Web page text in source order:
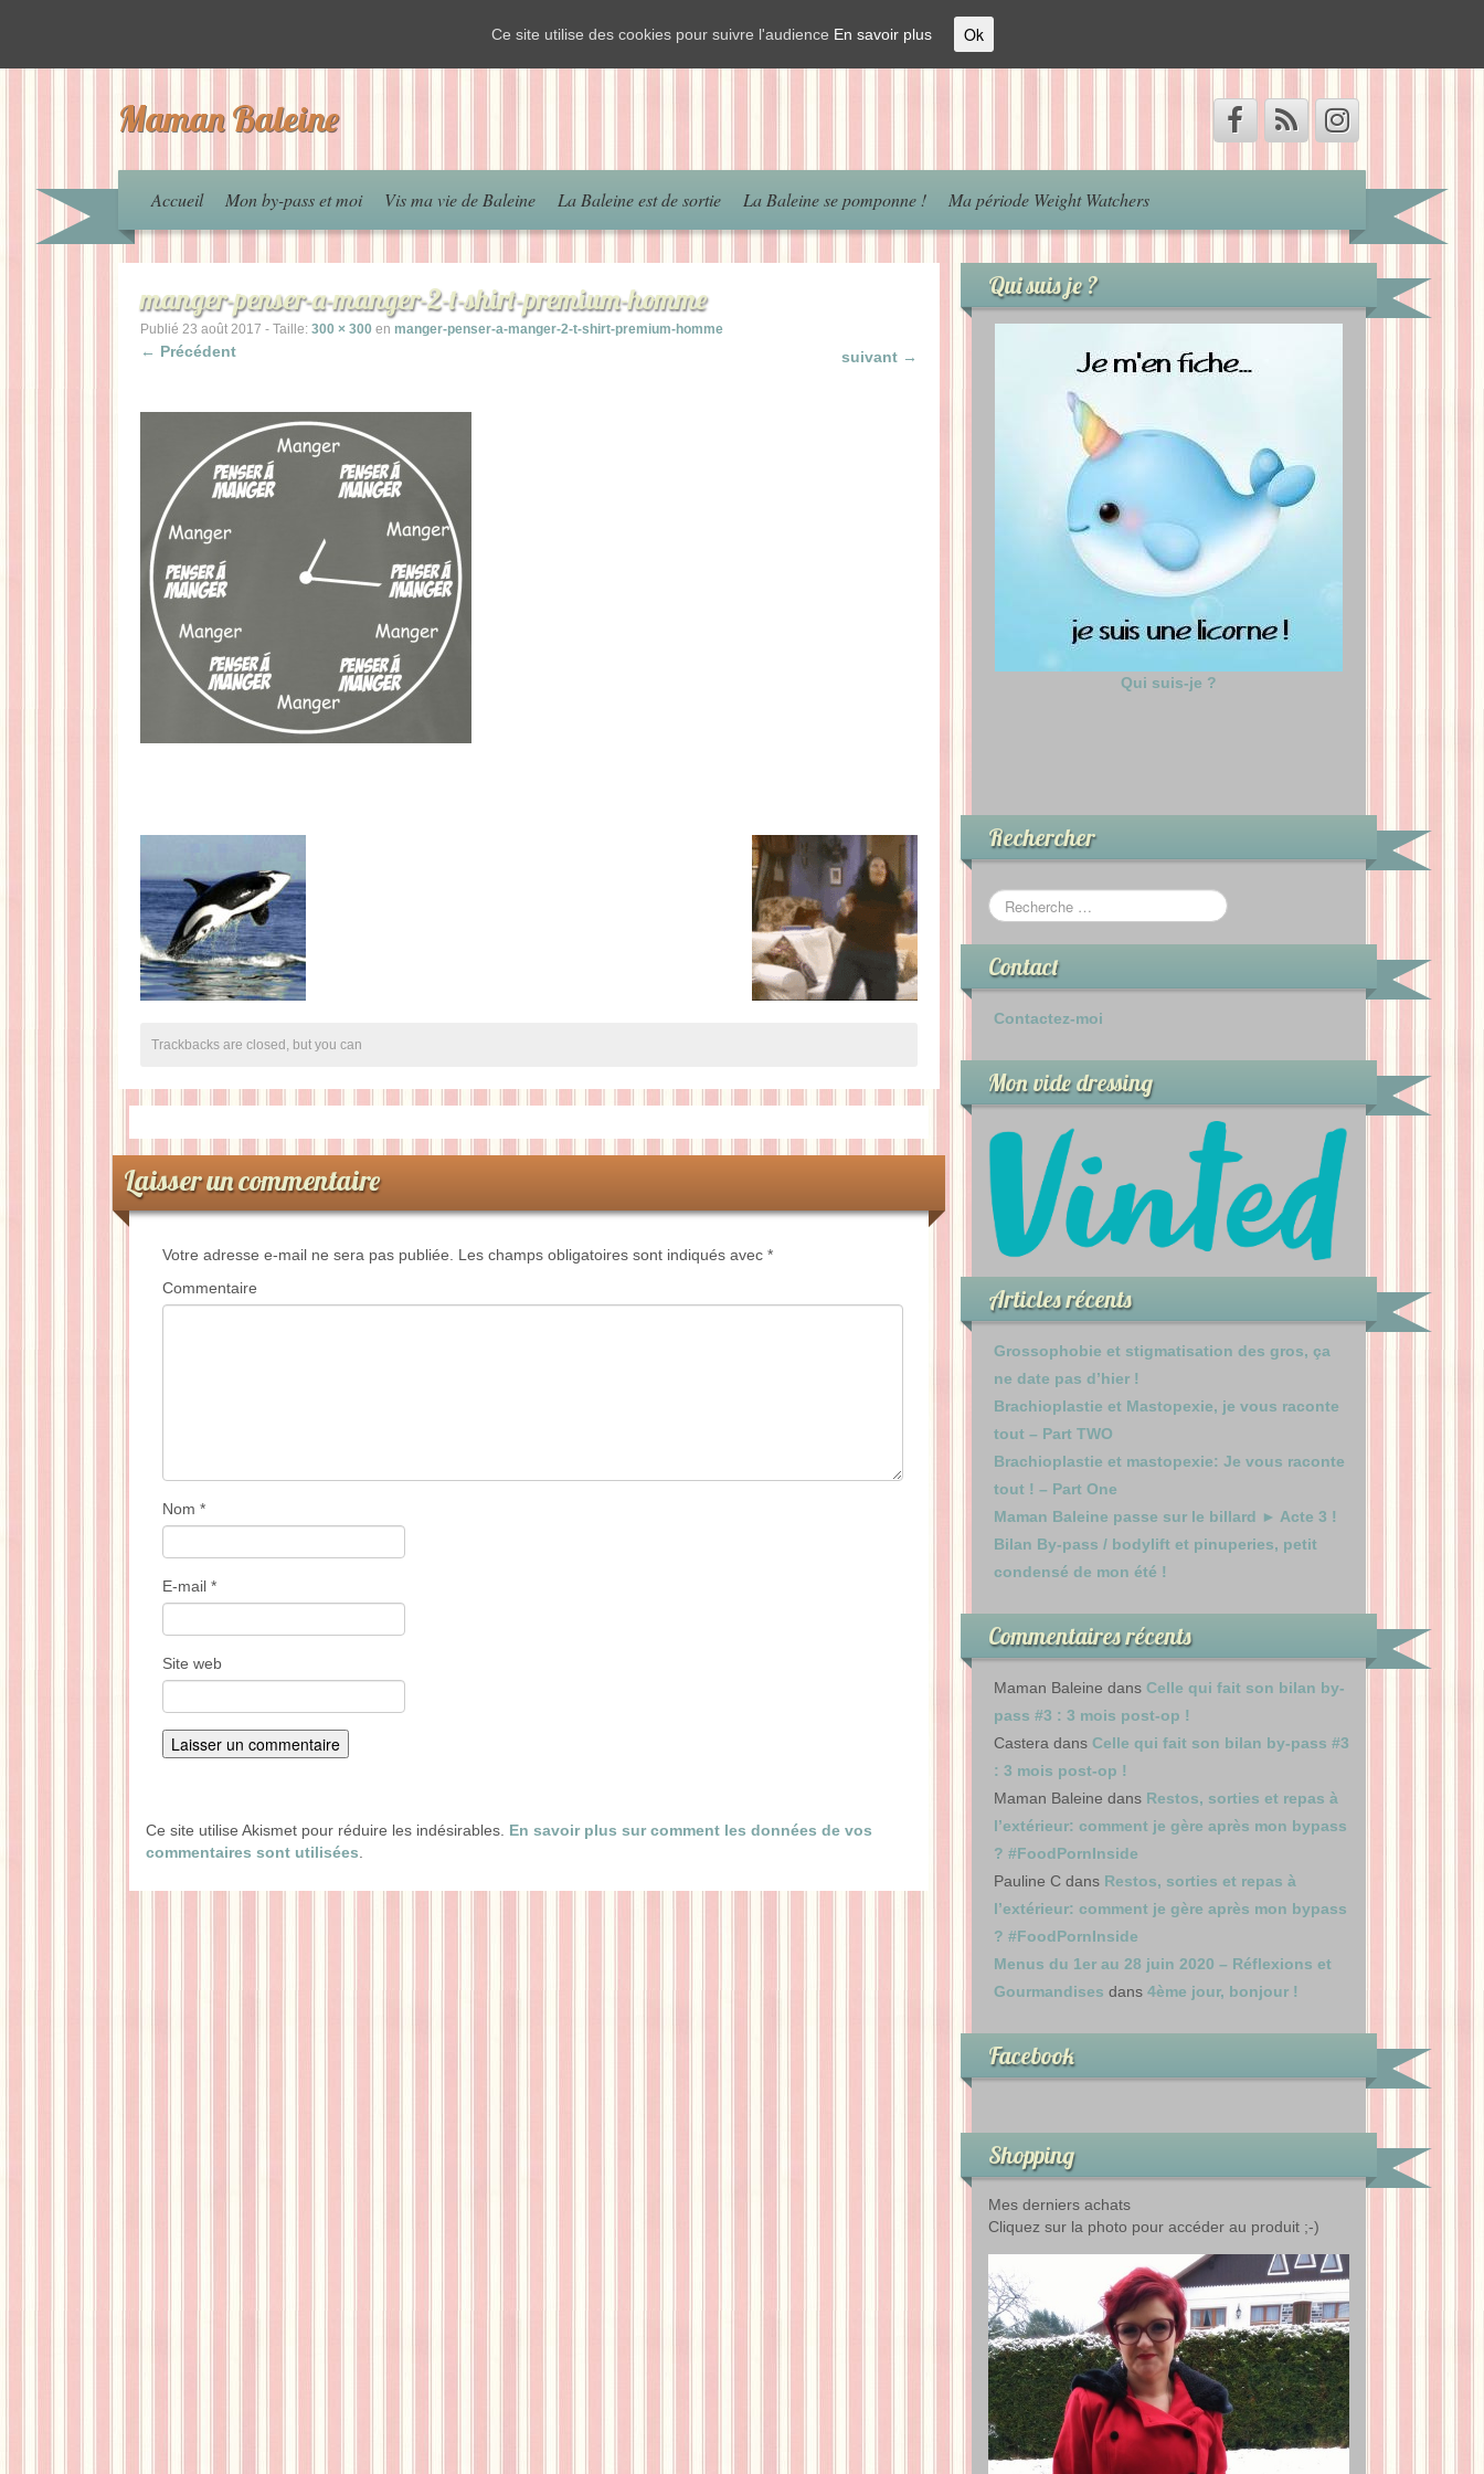
Maman Baleine
Accueil Mon by-pass et moi Vis ma vie de Baleine La Baleine est de sortie La Baleine se pomponne ! Ma période Weight Watchers
manger-penser-a-manger-2-t-shirt-premium-homme
Publié 23 août 2017 - Taille: 300 × 300 en manger-penser-a-manger-2-t-shirt-premium-homme
← Précédent suivant →
Trackbacks are closed, but you can
Laisser un commentaire
Votre adresse e-mail ne sera pas publiée. Les champs obligatoires sont indiqués avec *
Commentaire
Nom *
E-mail *
Site web
Ce site utilise Akismet pour réduire les indésirables. En savoir plus sur comment les données de vos
commentaires sont utilisées
Qui suis je ?
Qui suis-je ?
Rechercher
Contact
Contactez-moi
Mon vide dressing
Articles récents
Grossophobie et stigmatisation des gros, ça
ne date pas d’hier !
Brachioplastie et Mastopexie, je vous raconte
tout – Part TWO
Brachioplastie et mastopexie: Je vous raconte
tout ! – Part One
Maman Baleine passe sur le billard ► Acte 3 !
Bilan By-pass / bodylift et pinuperies, petit
condensé de mon été !
Commentaires récents
Maman Baleine dans Celle qui fait son bilan by-
pass #3 : 3 mois post-op !
Castera dans Celle qui fait son bilan by-pass #3
: 3 mois post-op !
Maman Baleine dans Restos, sorties et repas à
l’extérieur: comment je gère après mon bypass
? #FoodPornInside
Pauline Cdans Restos, sorties et repas à
l’extérieur: comment je gère après mon bypass
? #FoodPornInside
Menus du 1er au 28 juin 2020 – Réflexions et
Gourmandises dans 4ème jour, bonjour !
Facebook
Shopping
Mes derniers achats
Cliquez sur la photo pour accéder au produit ;-)
Ce site utilise des cookies pour suivre l'audience En savoir plus Ok